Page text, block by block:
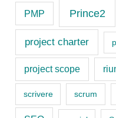
s
PMP Prince2
project charter
project scope
scrivere scrum